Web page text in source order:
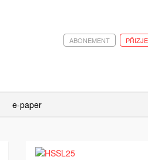
ABONEMENT
e-paper